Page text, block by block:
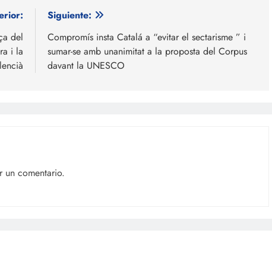
del
i la
Siguiente:
Compromís insta Catalá a “evitar el sectarisme ” i
sumar-se amb unanimitat a la proposta del Corpus
davant la UNESCO
un comentario.